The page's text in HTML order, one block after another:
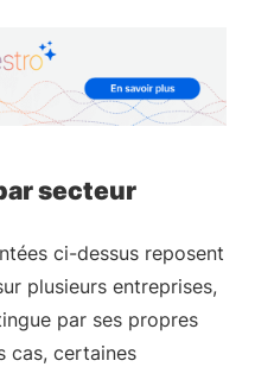
secteur
ci-dessus reposent
plusieurs entreprises,
par ses propres
cas, certaines